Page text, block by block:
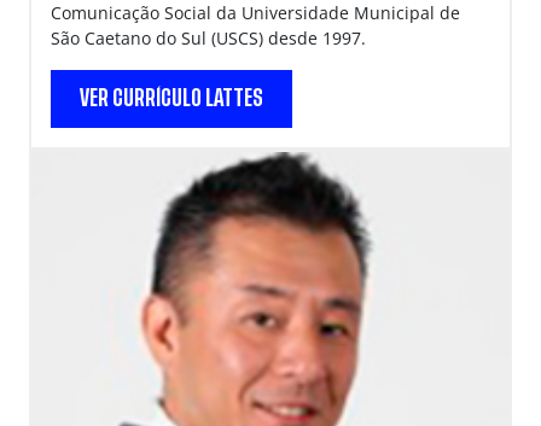
Comunicação Social da Universidade Municipal de
São Caetano do Sul (USCS) desde 1997.
VER CURRÍCULO LATTES